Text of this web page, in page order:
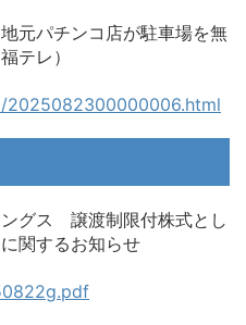
元パチンコ店が駐車場を無
テレ）
グス 譲渡制限付株式とし
関するお知らせ